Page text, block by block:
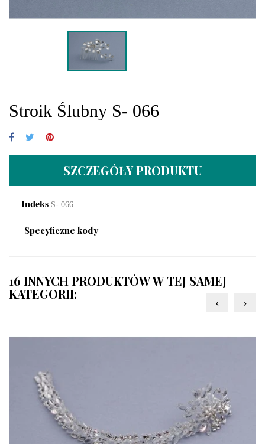
Stroik Ślubny S- 066
SZCZEGÓŁY PRODUKTU
Indeks S- 066
Specyficzne kody
16 INNYCH PRODUKTÓW W TEJ SAMEJ
KATEGORII:
‹ ›